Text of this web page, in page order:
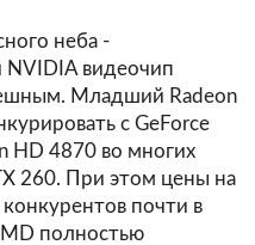
неба -
видеочип
Младший Radeon
с GeForce
HD 4870 во многих
260. При этом цены на
почти в
полностью